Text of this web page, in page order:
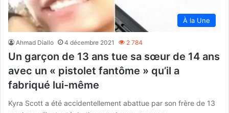
À la Une
Ahmad Diallo 4 décembre 2021 2 784
Un garçon de 13 ans tue sa sœur de 14 ans
avec un « pistolet fantôme » qu’il a
fabriqué lui-même
Kyra Scott a été accidentellement abattue par son frère de 13